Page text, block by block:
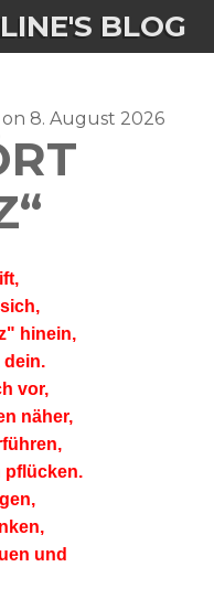
BLOG
alles, was
KAYA
on 8. August 2026
hinein,
dein.
vor,
näher,
pflücken.
und